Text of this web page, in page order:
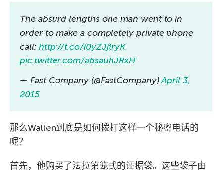
The absurd lengths one man went to in
order to make a completely private phone
call: http://t.co/i0yZJjtryK
pic.twitter.com/a6sauhJRxH
— Fast Company (@FastCompany)April 3,
2015
那么Wallen到底是如何拨打这样一个秘密电话的
呢？
首先，他购买了法拉第笼式的证据袋。这些袋子由